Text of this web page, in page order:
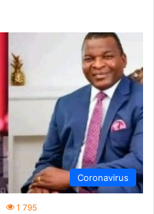
Coronavirus
1 795